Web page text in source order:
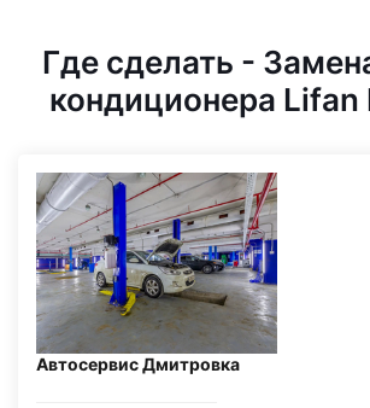
Где сделать -
кондиционера Lifan
Автосервис Дмитровка